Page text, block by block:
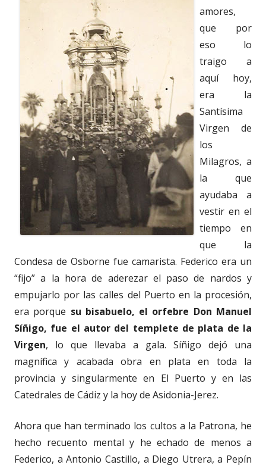
amores,
que por
eso lo
traigo a
aquí hoy,
era la
Santísima
Virgen de
los
Milagros, a
la que
ayudaba a
vestir en el
tiempo en
que la
Condesa de Osborne fue camarista. Federico era un
“fijo” a la hora de aderezar el paso de nardos y
empujarlo por las calles del Puerto en la procesión,
era porque su bisabuelo, el orfebre Don Manuel
Síñigo, fue el autor del templete de plata de la
Virgen, lo que llevaba a gala. Síñigo dejó una
magnífica y acabada obra en plata en toda la
provincia y singularmente en El Puerto y en las
Catedrales de Cádiz y la hoy de Asidonia-Jerez.
Ahora que han terminado los cultos a la Patrona, he
hecho recuento mental y he echado de menos a
Federico, a Antonio Castillo, a Diego Utrera, a Pepín